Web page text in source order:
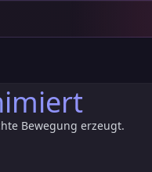
Bewegung erzeugt.